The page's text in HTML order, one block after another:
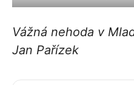
Vážná nehoda v
Jan Pařízek